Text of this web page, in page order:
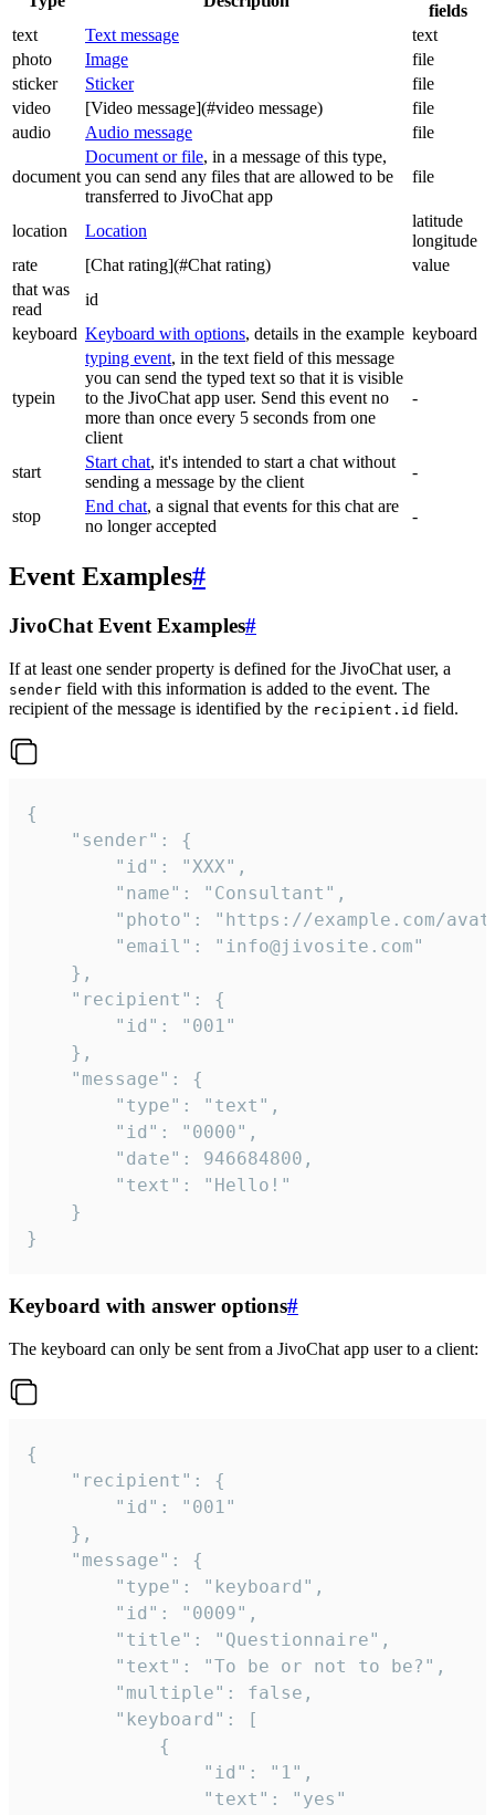
fields
text
Text message
text
photo
Image
file
sticker
Sticker
file
video
[Video message](#video message)
file
audio
Audio message file
document
Document or file, in a message of this type,
you can send any files that are allowed to be
transferred to JivoChat app
file
location Location
latitude
longitude
rate
[Chat rating](#Chat rating)
value
that was
read
id
keyboard Keyboard with options, details in the example keyboard
typein
typing event, in the text field of this message
you can send the typed text so that it is visible
to the JivoChat app user. Send this event no
more than once every 5 seconds from one
client
-
start
Start chat, it's intended to start a chat without
sending a message by the client
-
stop
End chat, a signal that events for this chat are
no longer accepted
-
Event Examples#
JivoChat Event Examples#
If at least one sender property is defined for the JivoChat user, a
sender field with this information is added to the event. The
recipient of the message is identified by the recipient.id field.
{
}
Keyboard with answer options#
The keyboard can only be sent from a JivoChat app user to a client:
{